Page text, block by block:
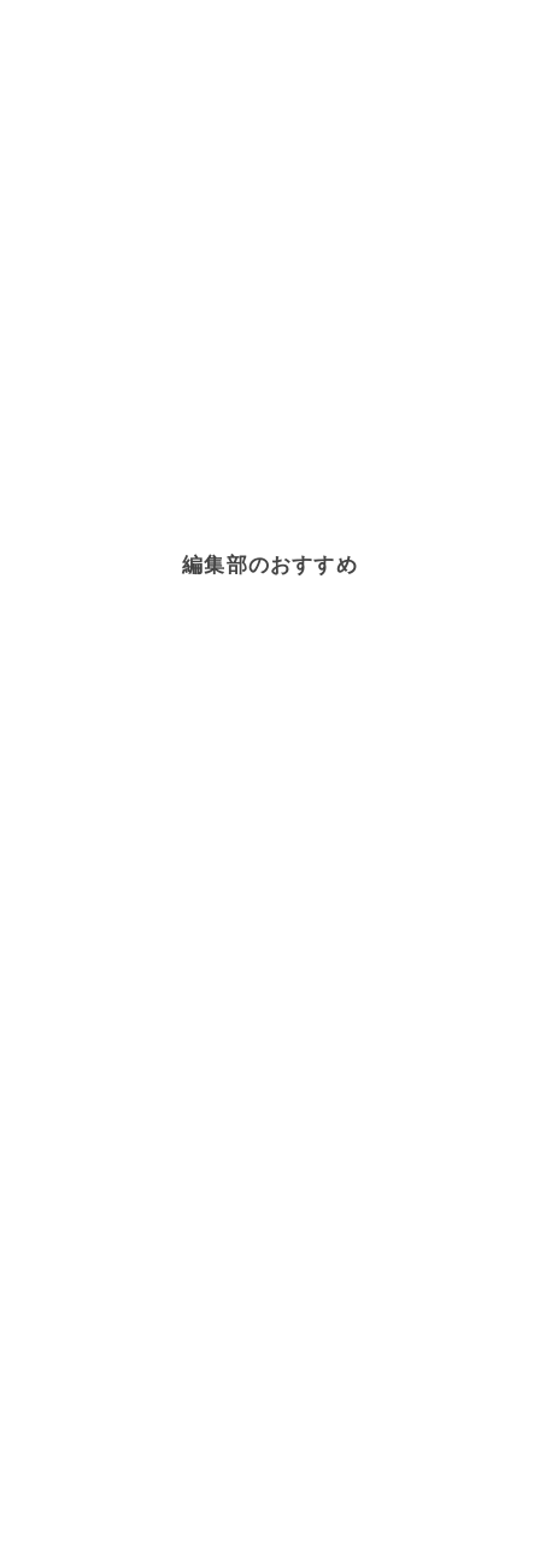
編集部のおすすめ